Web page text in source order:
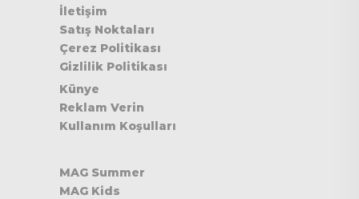
İletişim
Satış Noktaları
Çerez Politikası
Gizlilik Politikası
Künye
Reklam Verin
Kullanım Koşulları
MAG Summer
MAG Kids